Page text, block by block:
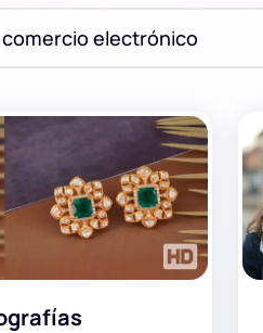
electrónico